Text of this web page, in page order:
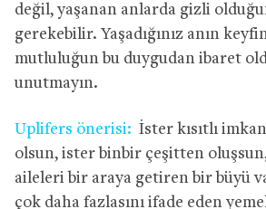
değil, yaşanan anlarda gizli
gerekebilir. Yaşadığınız anın
mutluluğun bu duygudan ibaret
unutmayın.
Uplifers önerisi: İster kısıtlı
olsun, ister binbir çeşitten
aileleri bir araya getiren bir büyü
çok daha fazlasını ifade eden